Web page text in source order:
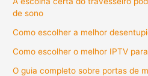
de sono
Como escolher a melhor
Como escolher o melhor IPTV
O guia completo sobre portas de